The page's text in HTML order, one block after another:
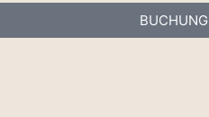
BUCHUNG